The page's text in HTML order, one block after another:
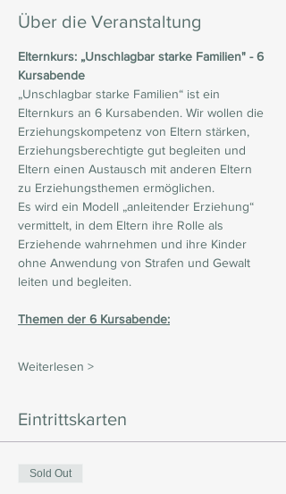
Über die Veranstaltung
Elternkurs: „Unschlagbar starke Familien" - 6
Kursabende ​
„Unschlagbar starke Familien“ ist ein
Elternkurs an 6 Kursabenden. Wir wollen die
Erziehungskompetenz von Eltern stärken,
Erziehungsberechtigte gut begleiten und
Eltern einen Austausch mit anderen Eltern
zu Erziehungsthemen ermöglichen.
Es wird ein Modell „anleitender Erziehung“
vermittelt, in dem Eltern ihre Rolle als
Erziehende wahrnehmen und ihre Kinder
ohne Anwendung von Strafen und Gewalt
leiten und begleiten.
Themen der 6 Kursabende:
Weiterlesen >
Eintrittskarten
Sold Out